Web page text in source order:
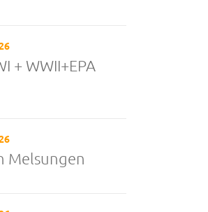
+ WWII+EPA
Melsungen